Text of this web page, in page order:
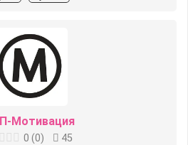
Мотивация
0 (0)
45